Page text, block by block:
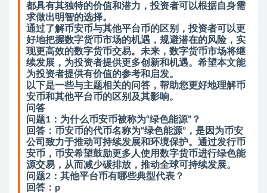
都具有其独特的价值和潜力，投资者可以根据自身需
求做出明智的选择。
通过了解币安币与其他平台币的区别，投资者可以更
好地把握数字货币市场的机遇，规避潜在的风险，实
现更高效的数字货币交易。未来，数字货币市场将继
续发展，为投资者提供更多创新和机遇。希望本文能
为投资者提供有价值的参考和启发。
以下是一些与主题相关的问答，帮助您更好地理解币
安币和其他平台币的区别及其影响。
问答
问题1：为什么币安币被称为“绿色能源”？
回答：币安币的代币名称为“绿色能源”，是因为币安
公司致力于推动可持续发展和环境保护。通过发行币
安币，币安希望鼓励更多人使用数字货币进行绿色能
源交易，从而减少碳排放，推动全球可持续发展。
问题2：其他平台币有哪些典型代表？
回答：p